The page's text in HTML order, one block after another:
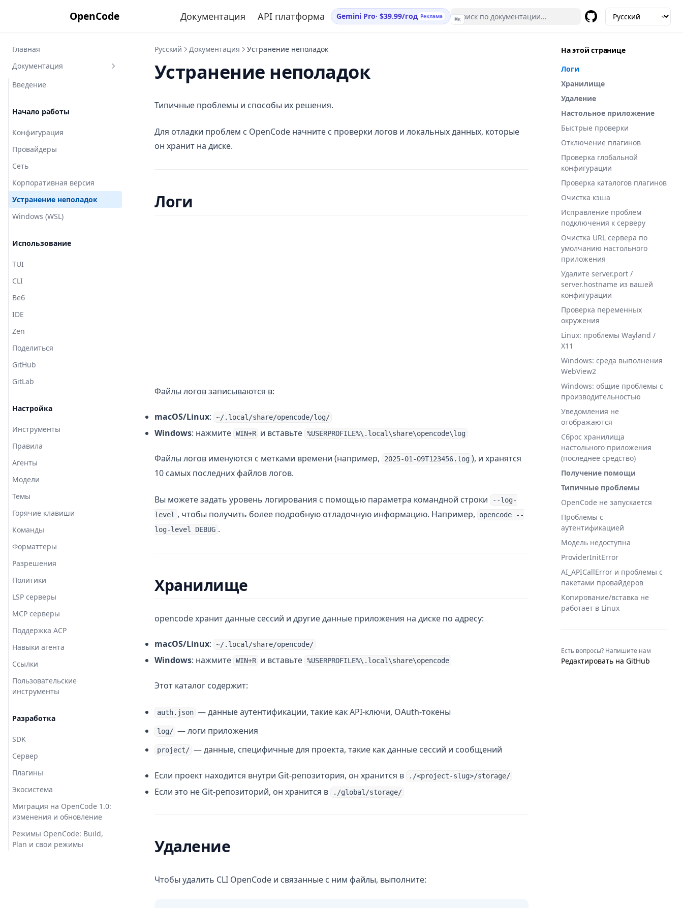
OpenCode Документация API платформа Gemini Pro· $39.99/год Реклама ⌘K
GitHub
(opens in a new tab)
Главная
Документация
Введение
Начало работы
Конфигурация
Провайдеры
Сеть
Корпоративная версия
Устранение неполадок
Windows (WSL)
Использование
TUI
CLI
Веб
IDE
Zen
Поделиться
GitHub
GitLab
Настройка
Инструменты
Правила
Агенты
Модели
Темы
Горячие клавиши
Команды
Форматтеры
Разрешения
Политики
LSP серверы
MCP серверы
Поддержка ACP
Навыки агента
Ссылки
Пользовательские
инструменты
Разработка
SDK
Сервер
Плагины
Экосистема
Миграция на OpenCode 1.0:
изменения и обновление
Режимы OpenCode: Build,
Plan и свои режимы
На этой странице
Логи
Хранилище
Удаление
Настольное приложение
Быстрые проверки
Отключение плагинов
Проверка глобальной
конфигурации
Проверка каталогов плагинов
Очистка кэша
Исправление проблем
подключения к серверу
Очистка URL сервера по
умолчанию настольного
приложения
Удалите server.port /
server.hostname из вашей
конфигурации
Проверка переменных
окружения
Linux: проблемы Wayland /
X11
Windows: среда выполнения
WebView2
Windows: общие проблемы с
производительностью
Уведомления не
отображаются
Сброс хранилища
настольного приложения
(последнее средство)
Получение помощи
Типичные проблемы
OpenCode не запускается
Проблемы с
аутентификацией
Модель недоступна
ProviderInitError
AI_APICallError и проблемы с
пакетами провайдеров
Копирование/вставка не
работает в Linux
Есть вопросы? Напишите нам
Редактировать на GitHub
Русский Документация Устранение неполадок
Устранение неполадок
Типичные проблемы и способы их решения.
Для отладки проблем с OpenCode начните с проверки логов и локальных данных, которые
он хранит на диске.
Логи
Файлы логов записываются в:
macOS/Linux: ~/.local/share/opencode/log/
Windows: нажмите WIN+R и вставьте %USERPROFILE%\.local\share\opencode\log
Файлы логов именуются с метками времени (например, 2025-01-09T123456.log ), и хранятся
10 самых последних файлов логов.
Вы можете задать уровень логирования с помощью параметра командной строки
--log-
level , чтобы получить более подробную отладочную информацию. Например,
opencode --
log-level DEBUG .
Хранилище
opencode хранит данные сессий и другие данные приложения на диске по адресу:
macOS/Linux: ~/.local/share/opencode/
Windows: нажмите WIN+R и вставьте %USERPROFILE%\.local\share\opencode
Этот каталог содержит:
auth.json — данные аутентификации, такие как API-ключи, OAuth-токены
log/ — логи приложения
project/ — данные, специфичные для проекта, такие как данные сессий и сообщений
Если проект находится внутри Git-репозитория, он хранится в ./<project-slug>/storage/
Если это не Git-репозиторий, он хранится в ./global/storage/
Удаление
Чтобы удалить CLI OpenCode и связанные с ним файлы, выполните: